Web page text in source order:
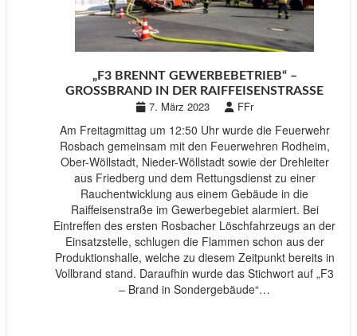
„F3 BRENNT GEWERBEBETRIEB“ –
GROSSBRAND IN DER RAIFFEISENSTRASSE
7. März 2023 FFr
Am Freitagmittag um 12:50 Uhr wurde die Feuerwehr
Rosbach gemeinsam mit den Feuerwehren Rodheim,
Ober-Wöllstadt, Nieder-Wöllstadt sowie der Drehleiter
aus Friedberg und dem Rettungsdienst zu einer
Rauchentwicklung aus einem Gebäude in die
Raiffeisenstraße im Gewerbegebiet alarmiert. Bei
Eintreffen des ersten Rosbacher Löschfahrzeugs an der
Einsatzstelle, schlugen die Flammen schon aus der
Produktionshalle, welche zu diesem Zeitpunkt bereits in
Vollbrand stand. Daraufhin wurde das Stichwort auf „F3
– Brand in Sondergebäude“…